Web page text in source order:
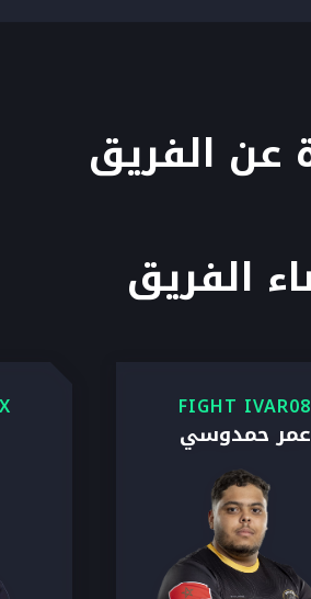
عن الفريق
الفريق
FIGHT IVAR08
عمر حمدوسي